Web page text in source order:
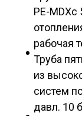
PE-МDXc
рабочая
Труба
из
систем
давл. 10